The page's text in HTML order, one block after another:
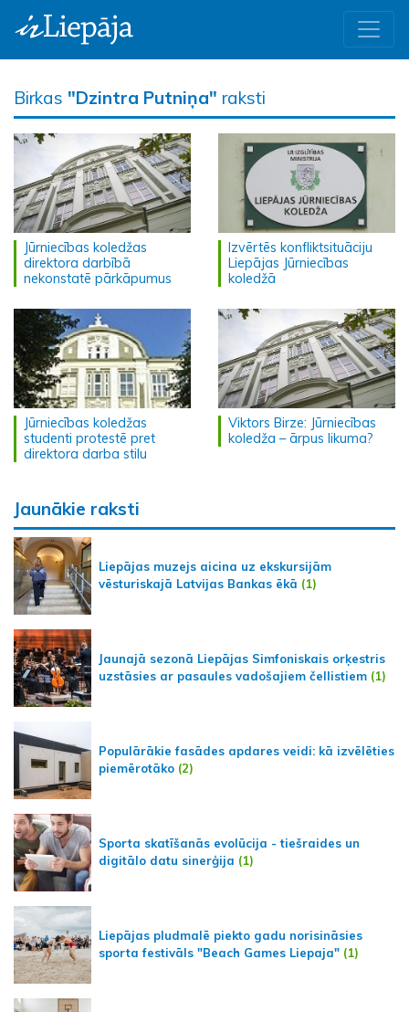
Birkas "Dzintra Putniņa" raksti
Jūrniecības koledžas
direktora darbībā
nekonstatē pārkāpumus
Izvērtēs konfliktsituāciju
Liepājas Jūrniecības
koledžā
Jūrniecības koledžas
studenti protestē pret
direktora darba stilu
Viktors Birze: Jūrniecības
koledža – ārpus likuma?
Jaunākie raksti
Liepājas muzejs aicina uz ekskursijām
vēsturiskajā Latvijas Bankas ēkā (1)
Jaunajā sezonā Liepājas Simfoniskais orķestris
uzstāsies ar pasaules vadošajiem čellistiem (1)
Populārākie fasādes apdares veidi: kā izvēlēties
piemērotāko (2)
Sporta skatīšanās evolūcija - tiešraides un
digitālo datu sinerģija (1)
Liepājas pludmalē piekto gadu norisināsies
sporta festivāls "Beach Games Liepaja" (1)